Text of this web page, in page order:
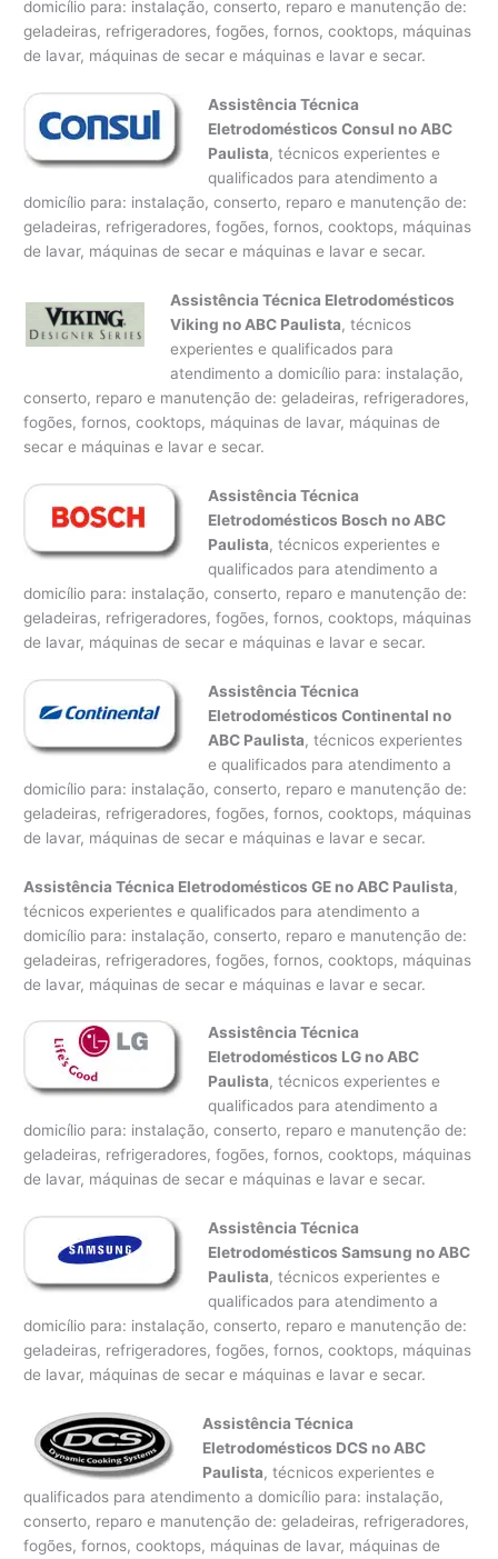
domicílio para: instalação, conserto, reparo e manutenção de:
geladeiras, refrigeradores, fogões, fornos, cooktops, máquinas
de lavar, máquinas de secar e máquinas e lavar e secar.
Assistência Técnica
Eletrodomésticos Consul no ABC
Paulista, técnicos experientes e
qualificados para atendimento a
domicílio para: instalação, conserto, reparo e manutenção de:
geladeiras, refrigeradores, fogões, fornos, cooktops, máquinas
de lavar, máquinas de secar e máquinas e lavar e secar.
Assistência Técnica Eletrodomésticos
Viking no ABC Paulista, técnicos
experientes e qualificados para
atendimento a domicílio para: instalação,
conserto, reparo e manutenção de: geladeiras, refrigeradores,
fogões, fornos, cooktops, máquinas de lavar, máquinas de
secar e máquinas e lavar e secar.
Assistência Técnica
Eletrodomésticos Bosch no ABC
Paulista, técnicos experientes e
qualificados para atendimento a
domicílio para: instalação, conserto, reparo e manutenção de:
geladeiras, refrigeradores, fogões, fornos, cooktops, máquinas
de lavar, máquinas de secar e máquinas e lavar e secar.
Assistência Técnica
Eletrodomésticos Continental no
ABC Paulista, técnicos experientes
e qualificados para atendimento a
domicílio para: instalação, conserto, reparo e manutenção de:
geladeiras, refrigeradores, fogões, fornos, cooktops, máquinas
de lavar, máquinas de secar e máquinas e lavar e secar.
Assistência Técnica Eletrodomésticos GE no ABC Paulista,
técnicos experientes e qualificados para atendimento a
domicílio para: instalação, conserto, reparo e manutenção de:
geladeiras, refrigeradores, fogões, fornos, cooktops, máquinas
de lavar, máquinas de secar e máquinas e lavar e secar.
Assistência Técnica
Eletrodomésticos LG no ABC
Paulista, técnicos experientes e
qualificados para atendimento a
domicílio para: instalação, conserto, reparo e manutenção de:
geladeiras, refrigeradores, fogões, fornos, cooktops, máquinas
de lavar, máquinas de secar e máquinas e lavar e secar.
Assistência Técnica
Eletrodomésticos Samsung no ABC
Paulista, técnicos experientes e
qualificados para atendimento a
domicílio para: instalação, conserto, reparo e manutenção de:
geladeiras, refrigeradores, fogões, fornos, cooktops, máquinas
de lavar, máquinas de secar e máquinas e lavar e secar.
Assistência Técnica
Eletrodomésticos DCS no ABC
Paulista, técnicos experientes e
qualificados para atendimento a domicílio para: instalação,
conserto, reparo e manutenção de: geladeiras, refrigeradores,
fogões, fornos, cooktops, máquinas de lavar, máquinas de